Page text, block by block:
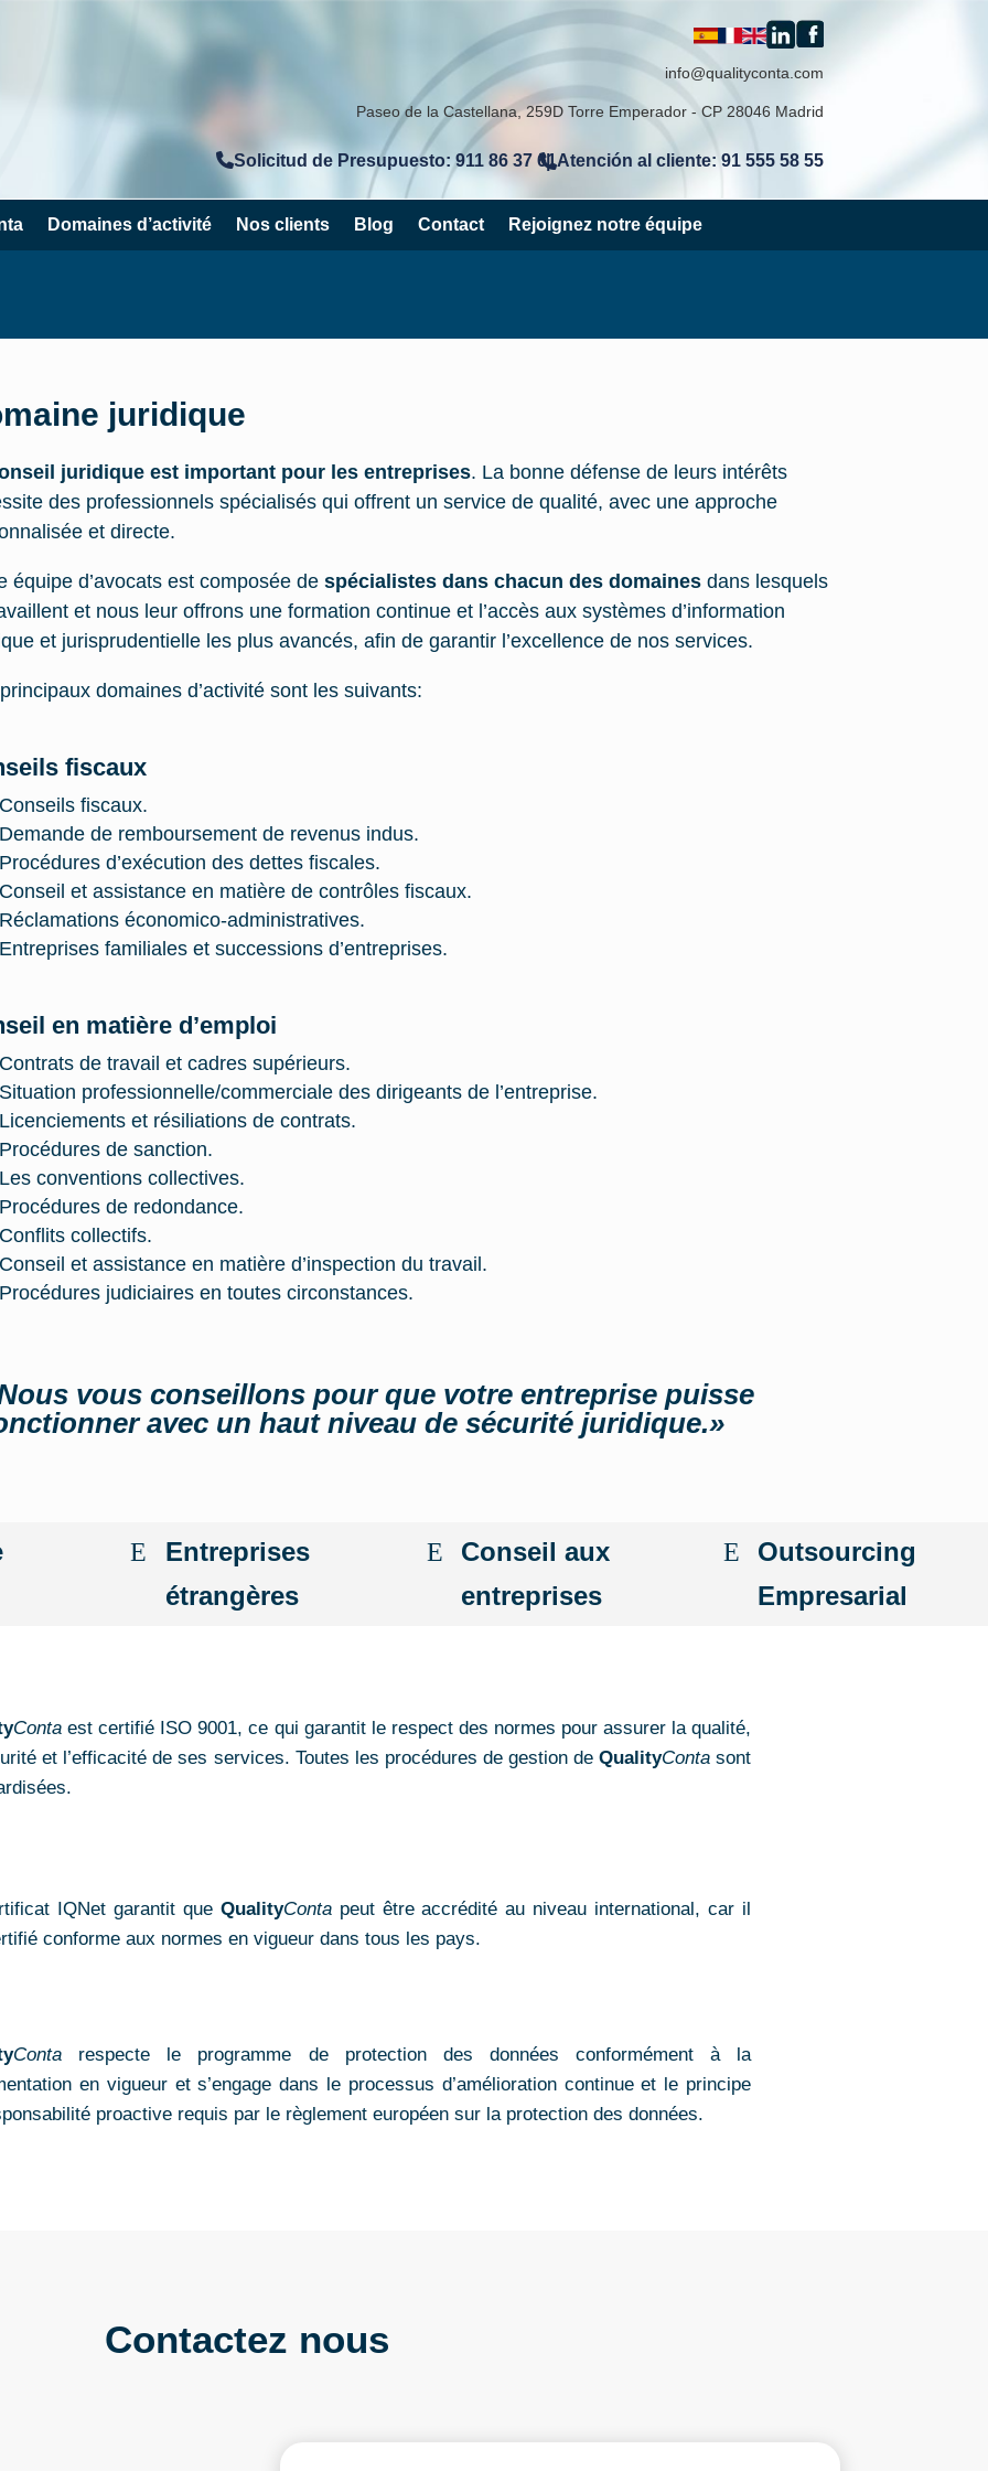
info@qualityconta.com
Paseo de la Castellana, 259D Torre Emperador - CP 28046 Madrid
Solicitud de Presupuesto: 911 86 37 61
| Atención al cliente: 91 555 58 55
Domaines d’activité Nos clients Blog Contact Rejoignez notre équipe
juridique
juridique est important pour les entreprises. La bonne défense de leurs intérêts
des professionnels spécialisés qui offrent un service de qualité, avec une approche
et directe.
équipe d’avocats est composée despécialistes dans chacun des domaines dans lesquels
et nous leur offrons une formation continue et l’accès aux systèmes d’information
et jurisprudentielle les plus avancés, afin de garantir l’excellence de nos services.
domaines d’activité sont les suivants:
fiscaux
Conseils fiscaux.
Demande de remboursement de revenus indus.
Procédures d’exécution des dettes fiscales.
Conseil et assistance en matière de contrôles fiscaux.
Réclamations économico-administratives.
Entreprises familiales et successions d’entreprises.
en matière d’emploi
Contrats de travail et cadres supérieurs.
Situation professionnelle/commerciale des dirigeants de l’entreprise.
Licenciements et résiliations de contrats.
Procédures de sanction.
Les conventions collectives.
Procédures de redondance.
Conflits collectifs.
Conseil et assistance en matière d’inspection du travail.
Procédures judiciaires en toutes circonstances.
vous conseillons pour que votre entreprise puisse
avec un haut niveau de sécurité juridique.»
Entreprises
étrangères
Conseil aux
entreprises
Outsourcing
Empresarial
Conta est certifié ISO 9001, ce qui garantit le respect des normes pour assurer la qualité,
et l’efficacité de ses services. Toutes les procédures de gestion de QualityContasont
IQNet garantit que QualityContapeut être accrédité au niveau international, car il
conforme aux normes en vigueur dans tous les pays.
Conta respecte le programme de protection des données conformément à la
en vigueur et s’engage dans le processus d’amélioration continue et le principe
proactive requis par le règlement européen sur la protection des données.
Contactez nous